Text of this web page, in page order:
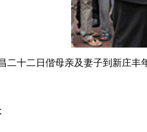
二十二日偕母亲及妻子到新庄